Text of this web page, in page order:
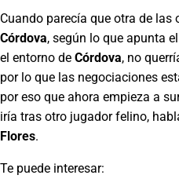
Cuando parecía que otra de las
Córdova, según lo que apunta
el entorno de Córdova, no
por lo que las negociaciones
por eso que ahora empieza a
iría tras otro jugador felino,
Flores.
Te puede interesar: